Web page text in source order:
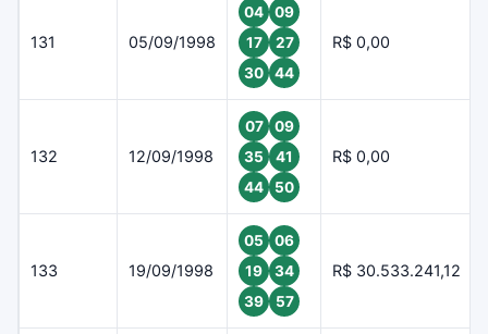
131 05/09/1998
04
09
17
27
30
44
R$ 0,00
132 12/09/1998
07
09
35
41
44
50
R$ 0,00
133 19/09/1998
05
06
19
34
39
57
R$ 30.533.241,12